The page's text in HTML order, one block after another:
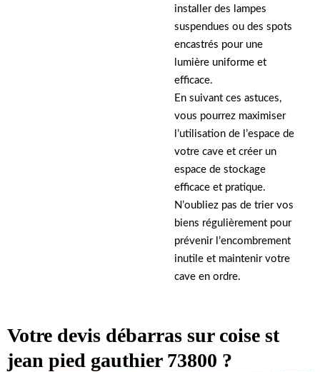
installer des lampes
suspendues ou des spots
encastrés pour une
lumière uniforme et
efficace.
En suivant ces astuces,
vous pourrez maximiser
l’utilisation de l’espace de
votre cave et créer un
espace de stockage
efficace et pratique.
N’oubliez pas de trier vos
biens régulièrement pour
prévenir l’encombrement
inutile et maintenir votre
cave en ordre.
Votre devis débarras sur coise st
jean pied gauthier 73800 ?